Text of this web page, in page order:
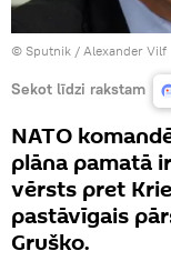
© Sputnik / Alexander Vilf
Sekot līdzi rakstam
NATO
plāna pamatā
vērsts pret
pastāvīgais
Gruško.